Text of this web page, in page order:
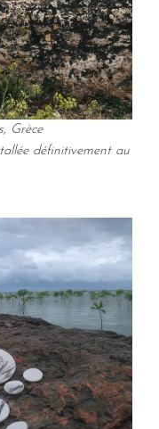
Grèce
définitivement au